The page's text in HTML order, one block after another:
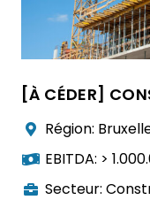
[À CÉDER]
Région:
EBITDA: >
Secteur: